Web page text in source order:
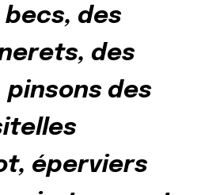
des
des
pinsons des
éperviers